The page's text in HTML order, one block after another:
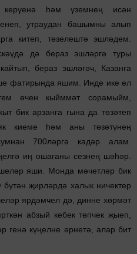
керүенә һәм үземнең исән
утраудан башымны алып
китеп, төзелештә эшләдем.
дә бераз эшләргә туры
бераз эшләгәч, Казанга
фатирында яшим. Инде ике ел
өчен кыйммәт сорамыйм,
бик арзанга гына да төзәтеп
киеме һәм аны төзәтүнең
700ләргә кадәр алам.
иң ошаганы сезнең шәһәр.
яши. Монда мәчетләр бик
җирләрдә халык ничектер
ярдәмчел дә, динне хөрмәт
абзый кебек төпчек җыеп,
генә күңелне әрнетә, алар бит